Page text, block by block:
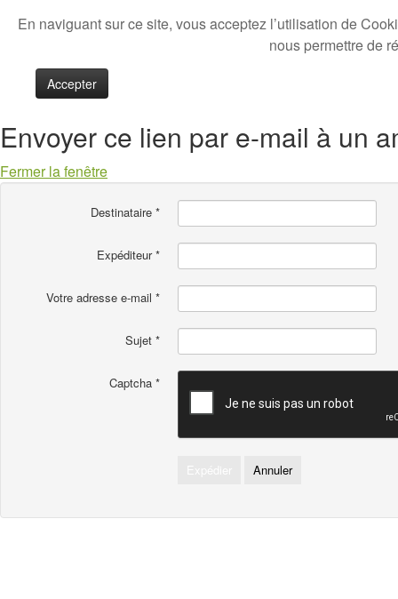
En naviguant sur ce site, vous acceptez l’utilisation de
nous permettre de
Accepter
Envoyer ce lien par e-mail à un
Fermer la fenêtre
Destinataire *
Expéditeur*
Votre adresse e-mail *
Sujet *
Captcha *
Annuler